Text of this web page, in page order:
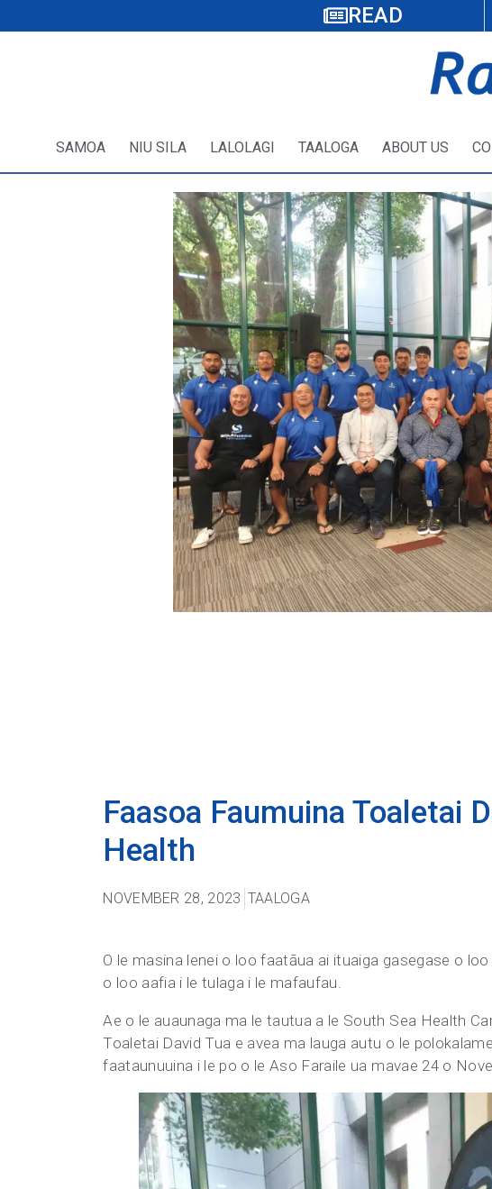
READ
SAMOA NIU SILA LALOLAGI TAALOGA ABOUT US
Faasoa Faumuina Toaletai
Health
NOVEMBER 28, 2023 TAALOGA
O le masina lenei o loo faatāua ai ituaiga gasegase o
o loo aafia i le tulaga i le mafaufau.
Ae o le auaunaga ma le tautua a le South Sea Health
Toaletai David Tua e avea ma lauga autu o le
faataunuuina i le po o le Aso Faraile ua mavae 24 o